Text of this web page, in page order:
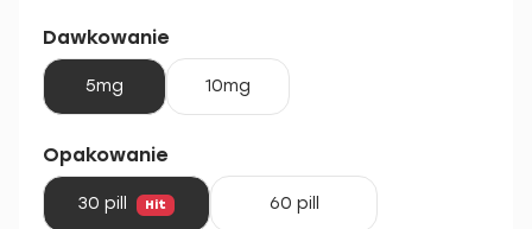
Dawkowanie
5mg 10mg
Opakowanie
30 pill Hit 60 pill